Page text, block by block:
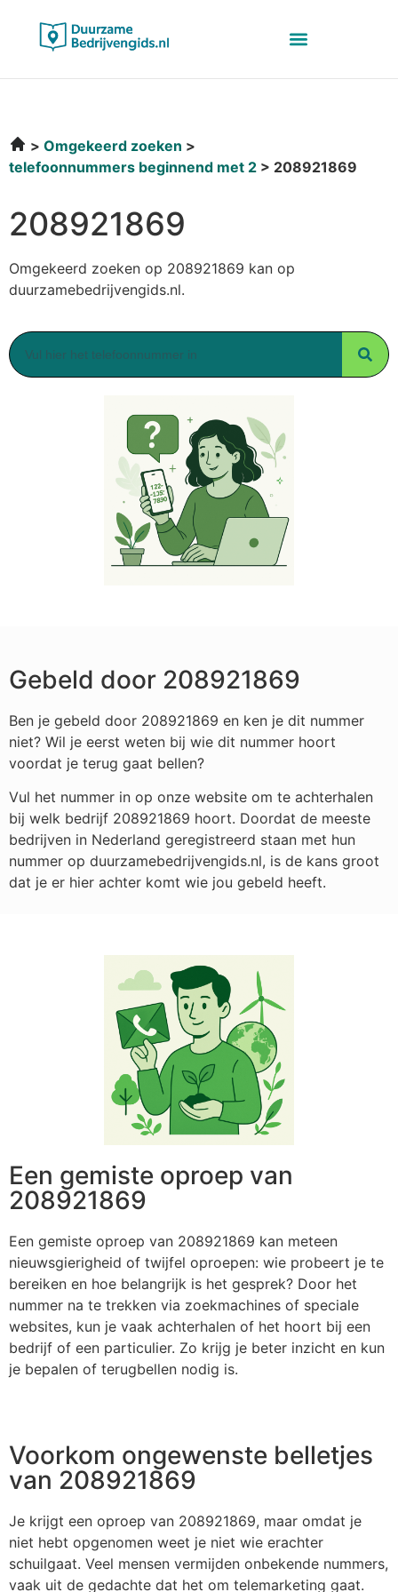
Omgekeerd zoeken
telefoonnummers beginnend met 2
208921869
208921869
Omgekeerd zoeken op 208921869 kan op
duurzamebedrijvengids.nl.
Gebeld door 208921869
Ben je gebeld door 208921869 en ken je dit nummer
niet? Wil je eerst weten bij wie dit nummer hoort
voordat je terug gaat bellen?
Vul het nummer in op onze website om te achterhalen
bij welk bedrijf 208921869 hoort. Doordat de meeste
bedrijven in Nederland geregistreerd staan met hun
nummer op duurzamebedrijvengids.nl, is de kans groot
dat je er hier achter komt wie jou gebeld heeft.
Een gemiste oproep van
208921869
Een gemiste oproep van 208921869 kan meteen
nieuwsgierigheid of twijfel oproepen: wie probeert je te
bereiken en hoe belangrijk is het gesprek? Door het
nummer na te trekken via zoekmachines of speciale
websites, kun je vaak achterhalen of het hoort bij een
bedrijf of een particulier. Zo krijg je beter inzicht en kun
je bepalen of terugbellen nodig is.
Voorkom ongewenste belletjes
van 208921869
Je krijgt een oproep van 208921869, maar omdat je
niet hebt opgenomen weet je niet wie erachter
schuilgaat. Veel mensen vermijden onbekende nummers,
vaak uit de gedachte dat het om telemarketing gaat.